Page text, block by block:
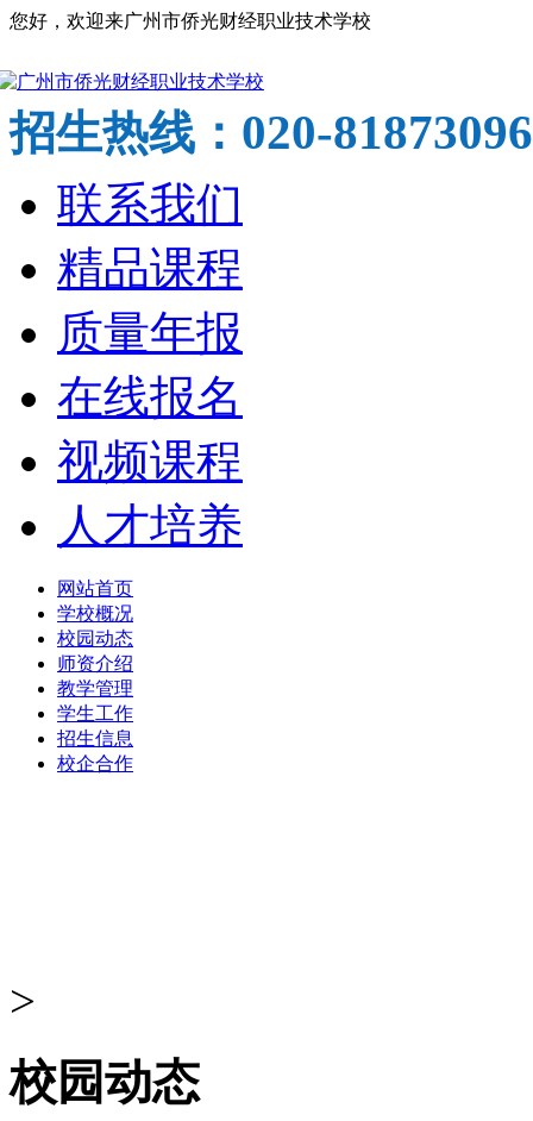
您好，欢迎来广州市侨光财经职业技术学校
招生热线： 020-81873096
联系我们
精品课程
质量年报
在线报名
视频课程
人才培养
网站首页
学校概况
校园动态
师资介绍
教学管理
学生工作
招生信息
校企合作
>
校园动态